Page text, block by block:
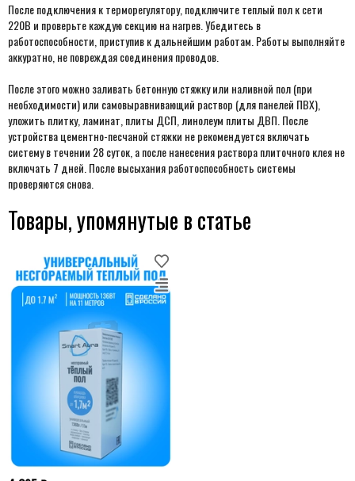
После подключения к терморегулятору, подключите теплый пол к сети
220В и проверьте каждую секцию на нагрев. Убедитесь в
работоспособности, приступив к дальнейшим работам. Работы выполняйте
аккуратно, не повреждая соединения проводов.
После этого можно заливать бетонную стяжку или наливной пол (при
необходимости) или самовыравнивающий раствор (для панелей ПВХ),
уложить плитку, ламинат, плиты ДСП, линолеум плиты ДВП. После
устройства цементно-песчаной стяжки не рекомендуется включать
систему в течении 28 суток, а после нанесения раствора плиточного клея не
включать 7 дней. После высыхания работоспособность системы
проверяются снова.
Товары, упомянутые в статье